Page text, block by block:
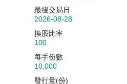
最後交易日
2026-08-28
換股比率
100
每手份數
10,000
發行量(份)